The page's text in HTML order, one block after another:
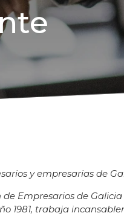
y empresarias de
Empresarios de
1981, trabaja